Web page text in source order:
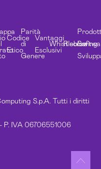
S.p.A. Tutti i diritti
P. IVA 06706551006
Codice
Etico
Parità
di
Genere
Vantaggi
Esclusivi
Whistleblowing
Risorse